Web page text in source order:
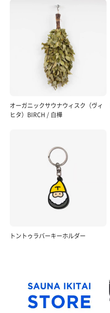
オーガニックサウナウィスク（ヴィ
ヒタ）BIRCH / 白樺
トントゥラバーキーホルダー